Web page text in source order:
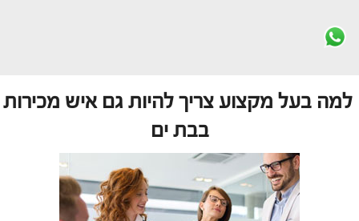
למה בעל מקצוע צריך להיות גם איש מכירות
בבת ים